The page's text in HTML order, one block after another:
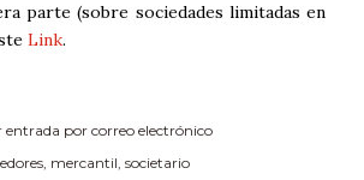
parte (sobre sociedades limitadas en
Link.
entrada por correo electrónico
mercantil societario